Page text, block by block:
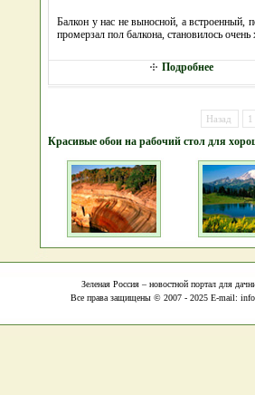
Балкон у нас не выносной, а встроенный,
промерзал пол балкона, становилось
Подробнее
Назад 1
Красивые обои на рабочий стол для
Зеленая Россия – новостной портал для
Все права защищены © 2007 - 2025 E-mail: